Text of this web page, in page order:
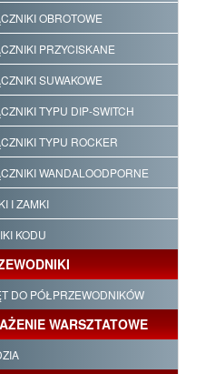
OBROTOWE
PRZYCISKANE
SUWAKOWE
TYPU DIP-SWITCH
TYPU ROCKER
WANDALOODPORNE
I ZAMKI
KODU
DO PÓŁPRZEWODNIKÓW
WARSZTATOWE